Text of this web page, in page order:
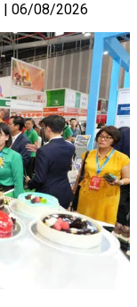
06/08/2026